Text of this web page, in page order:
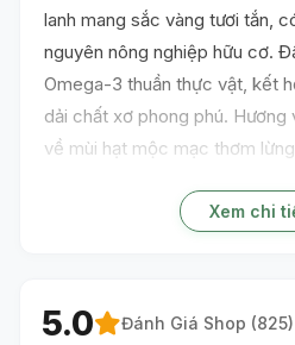
lanh mang sắc vàng tươi tắn,
nguyên nông nghiệp hữu cơ.
Omega-3 thuần thực vật, kết
dải chất xơ phong phú. Hương
về mùi hạt mộc mạc thơm
Xem chi
5.0 Đánh Giá Shop (825)